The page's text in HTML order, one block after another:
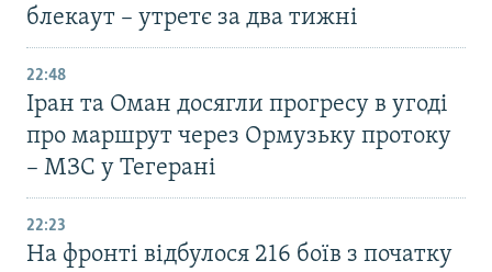
блекаут – утретє за два тижні
22:48
Іран та Оман досягли прогресу в угоді
про маршрут через Ормузьку протоку
– МЗС у Тегерані
22:23
На фронті відбулося 216 боїв з початку